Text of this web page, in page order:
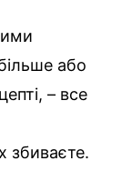
або
– все
збиваєте.